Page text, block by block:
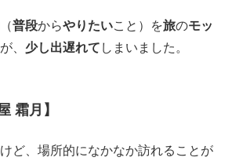
（普段からやりたいこと）を旅のモッ
、 少し出遅れてしまいました。
霜月】
ど、場所的になかなか訪れることが